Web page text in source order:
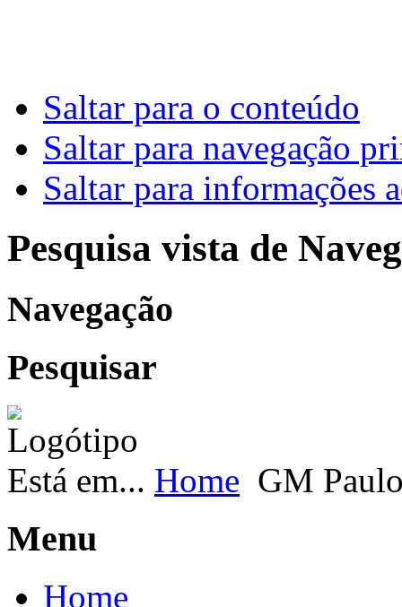
Saltar para o conteúdo
Saltar para navegação
Saltar para informações
Pesquisa vista de
Navegação
Pesquisar
Está em... Home GM
Menu
Home